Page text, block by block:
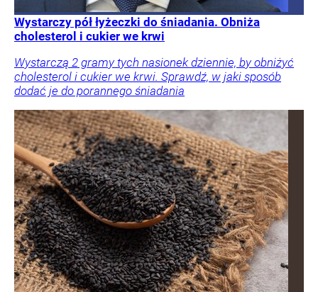
Wystarczy pół łyżeczki do śniadania. Obniża
cholesterol i cukier we krwi
Wystarczą 2 gramy tych nasionek dziennie, by obniżyć
cholesterol i cukier we krwi. Sprawdź, w jaki sposób
dodać je do porannego śniadania